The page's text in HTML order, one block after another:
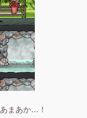
まあか…！